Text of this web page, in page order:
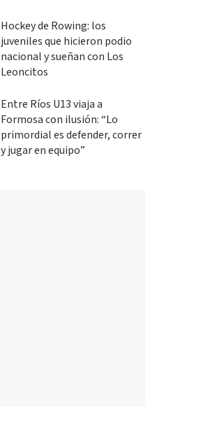
Hockey de Rowing: los
juveniles que hicieron podio
nacional y sueñan con Los
Leoncitos
Entre Ríos U13 viaja a
Formosa con ilusión: “Lo
primordial es defender, correr
y jugar en equipo”